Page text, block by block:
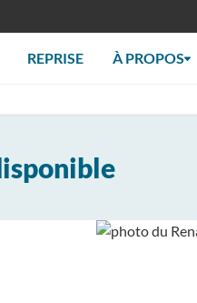
REPRISE À PROPOS